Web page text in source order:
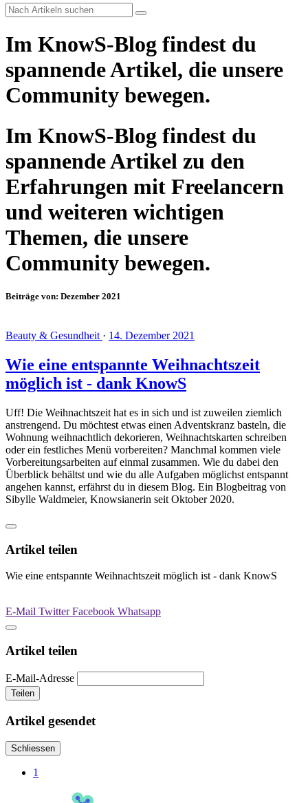
Im KnowS-Blog findest du
spannende Artikel, die unsere
Community bewegen.
Im KnowS-Blog findest du
spannende Artikel zu den
Erfahrungen mit Freelancern
und weiteren wichtigen
Themen, die unsere
Community bewegen.
Beiträge von: Dezember 2021
Beauty & Gesundheit · 14. Dezember 2021
Wie eine entspannte Weihnachtszeit
möglich ist - dank KnowS
Uff! Die Weihnachtszeit hat es in sich und ist zuweilen ziemlich
anstrengend. Du möchtest etwas einen Adventskranz basteln, die
Wohnung weihnachtlich dekorieren, Weihnachtskarten schreiben
oder ein festliches Menü vorbereiten? Manchmal kommen viele
Vorbereitungsarbeiten auf einmal zusammen. Wie du dabei den
Überblick behältst und wie du alle Aufgaben möglichst entspannt
angehen kannst, erfährst du in diesem Blog. Ein Blogbeitrag von
Sibylle Waldmeier, Knowsianerin seit Oktober 2020.
Artikel teilen
Wie eine entspannte Weihnachtszeit möglich ist - dank KnowS
E-Mail TwitterFacebook Whatsapp
Artikel teilen
E-Mail-Adresse
Teilen
Artikel gesendet
Schliessen
1